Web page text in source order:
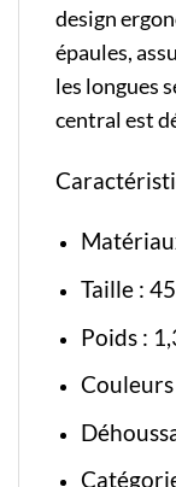
design
épaules,
les longues
central est
Taille :
Poids :